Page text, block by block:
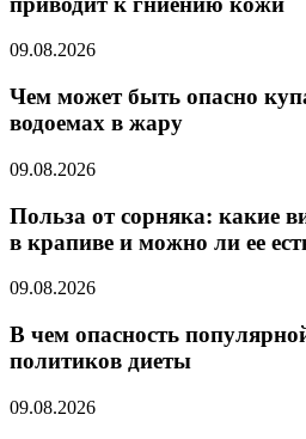
09.08.2026
Чем может быть опасно
водоемах в жару
09.08.2026
Польза от сорняка: какие
в крапиве и можно ли ее
09.08.2026
В чем опасность
политиков диеты
09.08.2026